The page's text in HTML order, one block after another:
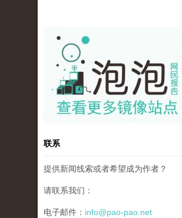
pao-pao-banner-mirror-site-
联系
提供新闻线索或者希望成为作者？
请联系我们：
电子邮件： info@pao-pao.net